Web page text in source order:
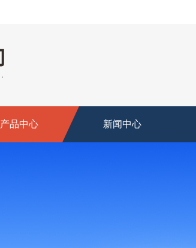
产品中心 新闻中心